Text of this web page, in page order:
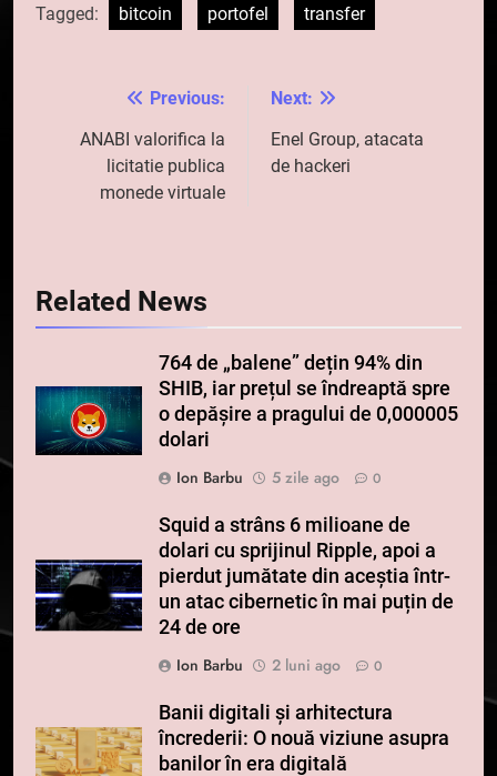
Tagged: bitcoin portofel transfer
Navigare
articole
Previous:
ANABI valorifica la
licitatie publica
monede virtuale
Next:
Enel Group, atacata
de hackeri
Related News
764 de „balene” dețin 94% din
SHIB, iar prețul se îndreaptă spre
o depășire a pragului de 0,000005
dolari
Ion Barbu
5 zile ago 0
Squid a strâns 6 milioane de
dolari cu sprijinul Ripple, apoi a
pierdut jumătate din aceștia într-
un atac cibernetic în mai puțin de
24 de ore
Ion Barbu
2 luni ago 0
Banii digitali și arhitectura
încrederii: O nouă viziune asupra
banilor în era digitală